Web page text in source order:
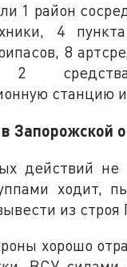
1 район
4
8
2
станцию
Запорожской
действий не
ходит,
из
хорошо